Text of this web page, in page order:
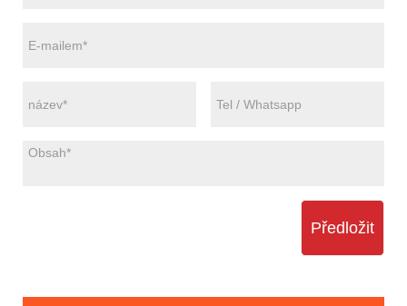
Předložit